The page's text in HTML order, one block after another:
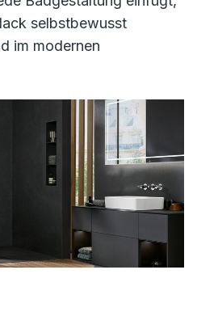
selbstbewusst
im modernen